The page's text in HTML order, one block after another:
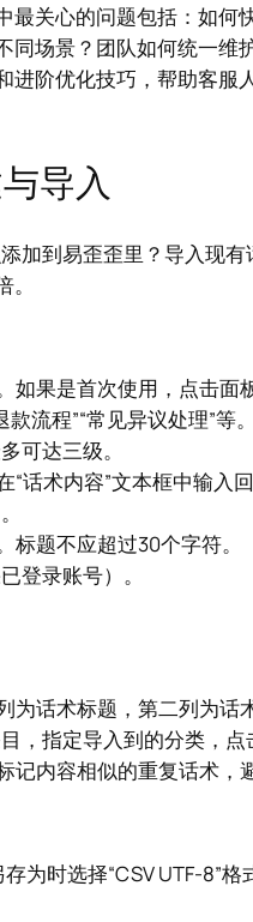
关心的问题包括：如何
场景？团队如何统一维
阶优化技巧，帮助客服
导入
加到易歪歪里？导入现
果是首次使用，点击面
款流程”“常见异议处理”
可达三级。
话术内容”文本框中输入
题不应超过30个字符。
登录账号）。
话术标题，第二列为话
指定导入到的分类，点
内容相似的重复话术，
为时选择“CSV UTF-8”